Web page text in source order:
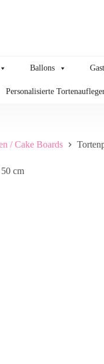
Ballons
Personalisierte
/ Cake Boards